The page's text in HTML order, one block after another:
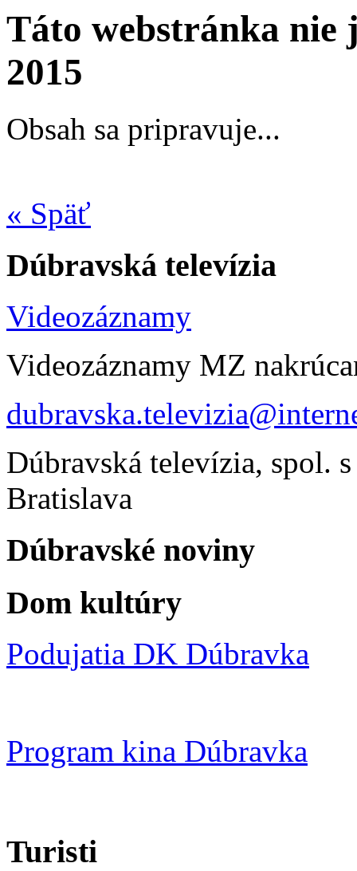
Táto webstránka nie
2015
Obsah sa pripravuje...
« Späť
Dúbravská televízia
Videozáznamy
Videozáznamy MZ
Dúbravská televízia, spol.
Bratislava
Dúbravské noviny
Dom kultúry
Podujatia DK Dúbravka
Program kina Dúbravka
Turisti